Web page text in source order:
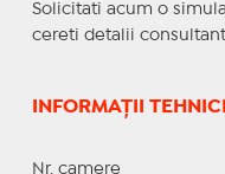
Solicitati acum o
cereti detalii
INFORMAȚII
Nr. camere